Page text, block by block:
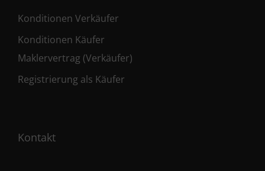
Konditionen Verkäufer
Konditionen Käufer
Maklervertrag (Verkäufer)
Registrierung als Käufer
Kontakt